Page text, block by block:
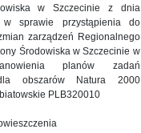
w Szczecinie z dnia
w sprawie przystąpienia do
zarządzeń Regionalnego
Środowiska w Szczecinie w
planów zadań
obszarów Natura 2000
PLB320010